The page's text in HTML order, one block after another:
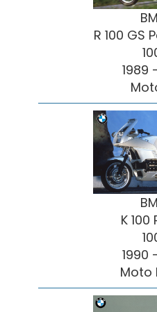
R 100 GS
1989
K 100
1990
Moto